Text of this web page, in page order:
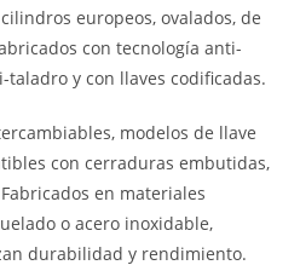
europeos, ovalados, de
con tecnología anti-
y con llaves codificadas.
modelos de llave
con cerraduras embutidas,
en materiales
o acero inoxidable,
durabilidad y rendimiento.